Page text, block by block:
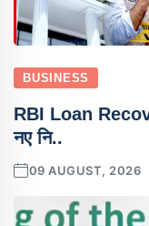
BUSINESS
RBI Loan
नए नि..
09 AUGUST, 2026